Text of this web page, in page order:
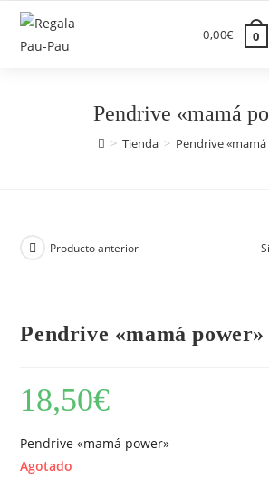
Saltar
contenido
0,00€ 0
Pendrive «mamá
> Tienda > Pendrive
Producto anterior
Pendrive «mamá power»
18,50€
Pendrive «mamá power»
Agotado